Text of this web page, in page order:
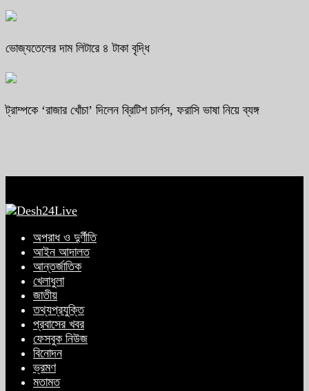
ভোজ্যতেলের দাম লিটারে ৪ টাকা বৃদ্ধি
ট্রাম্পকে ‘রাজার খোঁচা’ দিলেন ব্রিটিশ চার্লস, ফরাসি ভাষা নিয়ে ব্যঙ্গ
অপরাধ ও দুর্ণীতি
আইন আদালত
আন্তর্জাতিক
খেলাধুলা
জাতীয়
তথ্যপ্রযুক্তি
প্রবাসের খবর
ফেসবুক নিউজ
বিনোদন
ভ্রমণ
মতামত